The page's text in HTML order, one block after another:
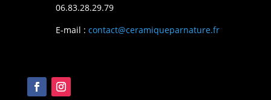
06.83.28.29.79
E-mail : contact@ceramiqueparnature.fr